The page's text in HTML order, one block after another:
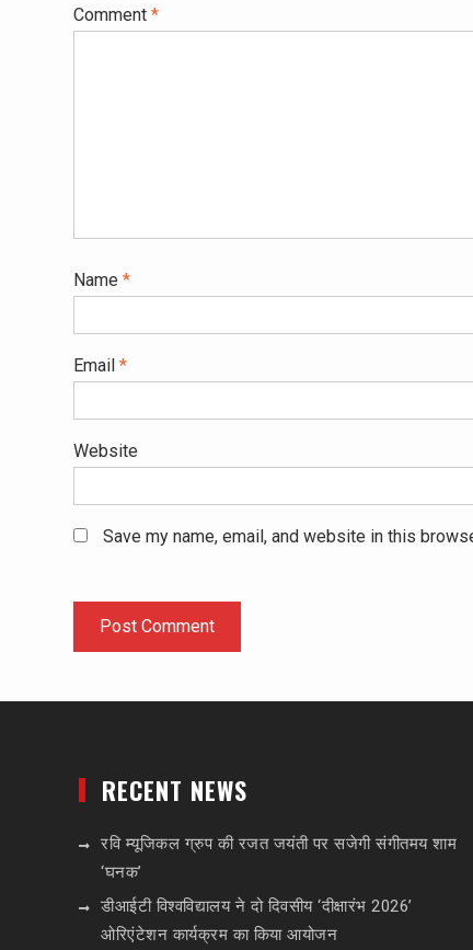
Comment *
Name *
Email *
Website
Save my name, email, and website in this
RECENT NEWS
रवि म्यूजिकल ग्रुप की रजत जयंती पर सजेगी संगीतमय शाम
‘घनक’
डीआईटी विश्वविद्यालय ने दो दिवसीय ‘दीक्षारंभ 2026’
ओरिएंटेशन कार्यक्रम का किया आयोजन